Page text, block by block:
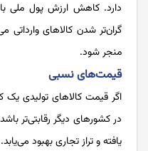
دارد. کاهش ارزش پول ملی
گران‌تر شدن کالاهای وارداتی
منجر شود.
قیمت‌های نسبی
اگر قیمت کالاهای تولیدی
در کشورهای دیگر رقابتی‌تر
یافته و تراز تجاری بهبود می‌یابد.